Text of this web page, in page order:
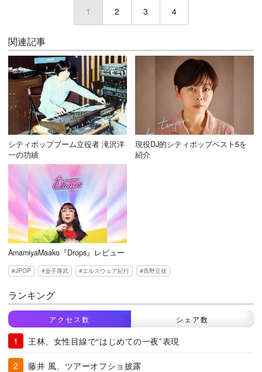
1 (current)
2 3 4
関連記事
シティポップブーム立役者 滝沢洋
一の功績
現役DJ的シティポップベスト5を
紹介
AmamiyaMaako『Drops』レビュー
JPOP 金子厚武 エルスウェア紀行 髙野立伎
ランキング
アクセス数 シェア数
王林、女性目線で“はじめての一夜”表現
藤井 風、ツアーオフショ披露